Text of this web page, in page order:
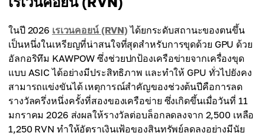
ในปี 2026 เรเวนคอยน์ (RVN) ได้ยกระดับสถานะของตนขึ้น
เป็นหนึ่งในเหรียญที่น่าสนใจที่สุดสำหรับการขุดด้วย GPU ด้วย
อัลกอริทึม KAWPOW ซึ่งช่วยปกป้องเครือข่ายจากเครื่องขุด
แบบ ASIC ได้อย่างมีประสิทธิภาพ และทำให้ GPU ทั่วไปยังคง
สามารถแข่งขันได้ เหตุการณ์สำคัญของช่วงต้นปีคือการลด
รางวัลครึ่งหนึ่งครั้งที่สองของเครือข่าย ซึ่งเกิดขึ้นเมื่อวันที่ 11
มกราคม 2026 ส่งผลให้รางวัลต่อบล็อกลดลงจาก 2,500 เหลือ
1,250 RVN ทำให้อัตราเงินเฟ้อของสินทรัพย์ลดลงอย่างมีนัย